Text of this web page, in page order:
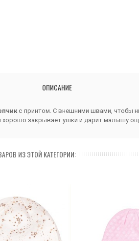
ОПИСАНИЕ
с принтом. С внешними швами, чтобы
хорошо закрывает ушки и дарит малышу
ИЗ ЭТОЙ КАТЕГОРИИ: